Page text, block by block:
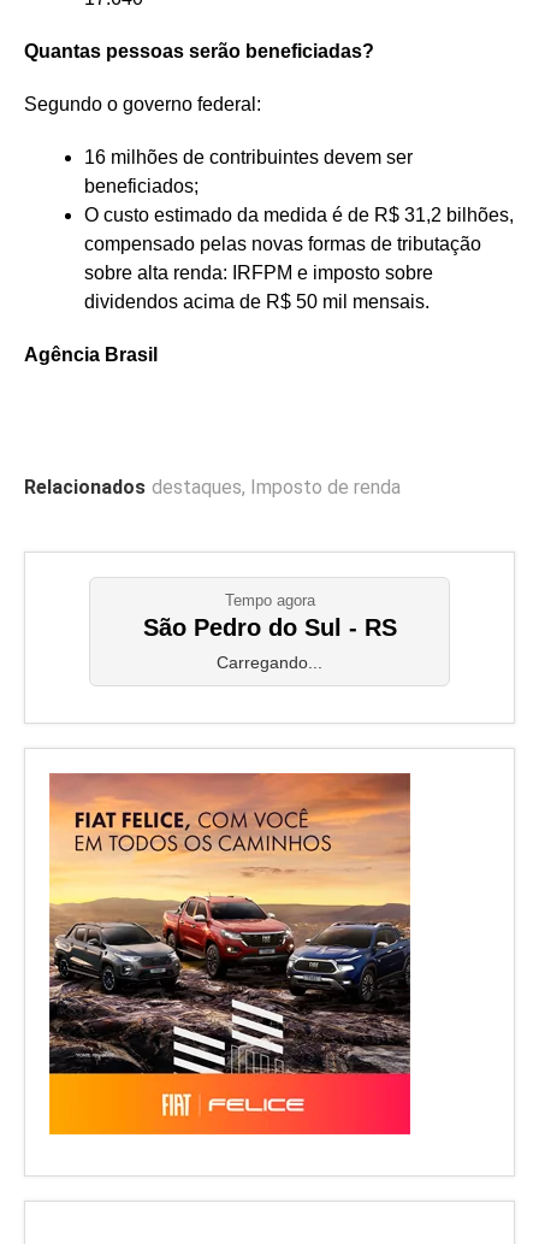
Quantas pessoas serão beneficiadas?
Segundo o governo federal:
16 milhões de contribuintes devem ser
beneficiados;
O custo estimado da medida é de R$ 31,2 bilhões,
compensado pelas novas formas de tributação
sobre alta renda: IRFPM e imposto sobre
dividendos acima de R$ 50 mil mensais.
Agência Brasil
Relacionados destaques, Imposto de renda
Tempo agora
São Pedro do Sul - RS
Carregando...